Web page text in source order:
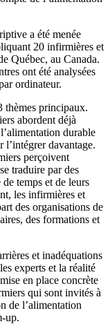
a été menée
20 infirmières et
Québec, au Canada.
ont été analysées
ordinateur.
thèmes principaux.
abordent déjà
durable
davantage.
perçoivent
traduire par des
temps et de leurs
les infirmières et
des organisations de
des formations et
et inadéquations
experts et la réalité
en place concrète
qui sont invités à
de l’alimentation
up.